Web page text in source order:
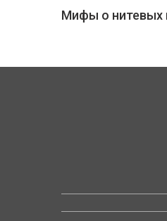
Мифы о нитевых